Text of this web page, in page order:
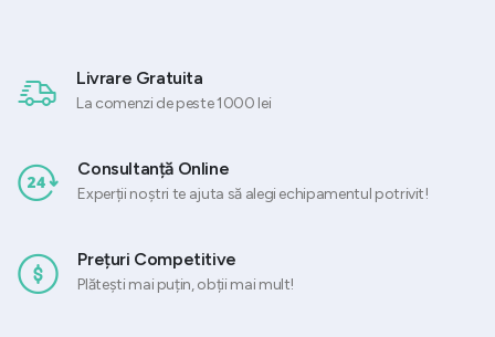
Livrare Gratuita
La comenzi de peste 1000 lei
Consultanță Online
Experții noștri te ajuta să alegi echipamentul potrivit!
Prețuri Competitive
Plătești mai puțin, obții mai mult!